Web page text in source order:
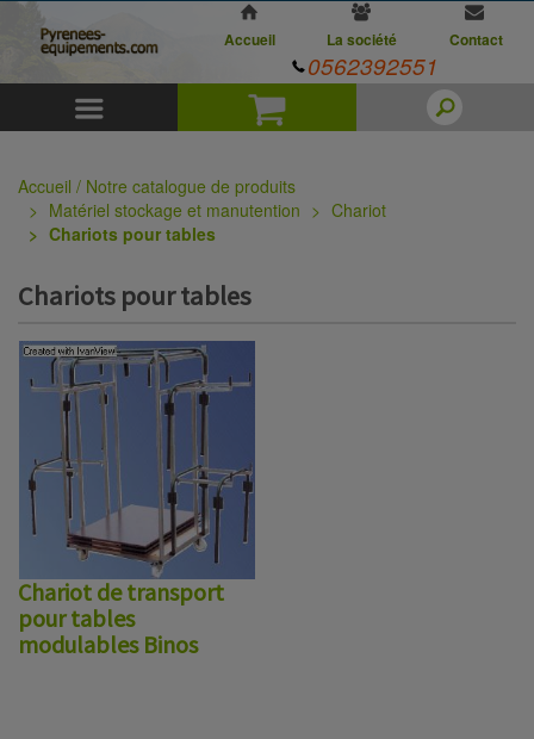
Panier
Accueil La société Contact
0562392551
Accueil / Notre catalogue de produits
Matériel stockage et manutention
Chariot
Chariots pour tables
Chariots pour tables
Chariot de transport
pour tables
modulables Binos